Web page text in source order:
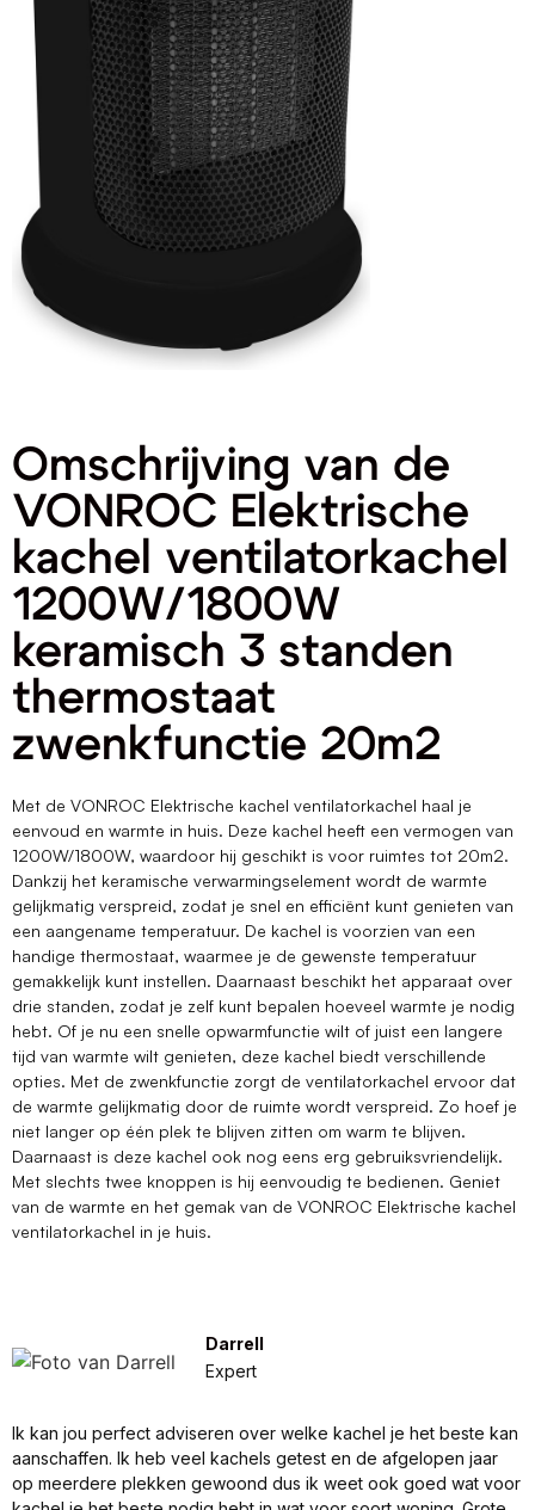
Omschrijving van de
VONROC Elektrische
kachel ventilatorkachel
1200W/1800W
keramisch 3 standen
thermostaat
zwenkfunctie 20m2
Met de VONROC Elektrische kachel ventilatorkachel haal je
eenvoud en warmte in huis. Deze kachel heeft een vermogen van
1200W/1800W, waardoor hij geschikt is voor ruimtes tot 20m2.
Dankzij het keramische verwarmingselement wordt de warmte
gelijkmatig verspreid, zodat je snel en efficiënt kunt genieten van
een aangename temperatuur. De kachel is voorzien van een
handige thermostaat, waarmee je de gewenste temperatuur
gemakkelijk kunt instellen. Daarnaast beschikt het apparaat over
drie standen, zodat je zelf kunt bepalen hoeveel warmte je nodig
hebt. Of je nu een snelle opwarmfunctie wilt of juist een langere
tijd van warmte wilt genieten, deze kachel biedt verschillende
opties. Met de zwenkfunctie zorgt de ventilatorkachel ervoor dat
de warmte gelijkmatig door de ruimte wordt verspreid. Zo hoef je
niet langer op één plek te blijven zitten om warm te blijven.
Daarnaast is deze kachel ook nog eens erg gebruiksvriendelijk.
Met slechts twee knoppen is hij eenvoudig te bedienen. Geniet
van de warmte en het gemak van de VONROC Elektrische kachel
ventilatorkachel in je huis.
Darrell
Expert
Ik kan jou perfect adviseren over welke kachel je het beste kan
aanschaffen. Ik heb veel kachels getest en de afgelopen jaar
op meerdere plekken gewoond dus ik weet ook goed wat voor